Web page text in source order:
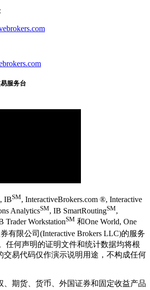
服务台
IBSM, InteractiveBrokers.com ®, Interactive
AnalyticsSM, IB SmartRoutingSM,
Trader WorkstationSM 和One World, One
有限公司(Interactive Brokers LLC)的服务
任何声明的证明文件和统计数据均将根
交易代码仅作演示说明用途，不构成任何
、期货、货币、外国证券和固定收益产品